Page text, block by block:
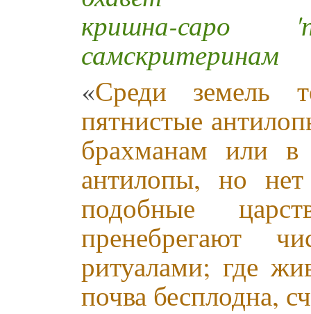
кришна-саро
самскритеринам
«Среди земель
пятнистые
брахманам или в
антилопы, но
подобные
пренебрегают
ритуалами; где
почва бесплодна,